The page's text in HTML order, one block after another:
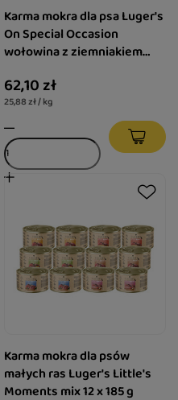
Karma mokra dla psa Luger's
On Special Occasion
wołowina z ziemniakiem
62,10 zł
25,88 zł / kg
Karma mokra dla psów
małych ras Luger's Little's
Moments mix 12 x 185 g